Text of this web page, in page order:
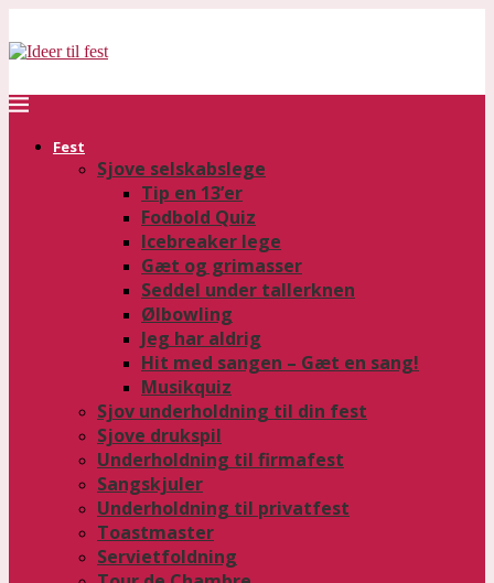
Fest
Sjove selskabslege
Tip en 13’er
Fodbold Quiz
Icebreaker lege
Gæt og grimasser
Seddel under tallerknen
Ølbowling
Jeg har aldrig
Hit med sangen – Gæt en sang!
Musikquiz
Sjov underholdning til din fest
Sjove drukspil
Underholdning til firmafest
Sangskjuler
Underholdning til privatfest
Toastmaster
Servietfoldning